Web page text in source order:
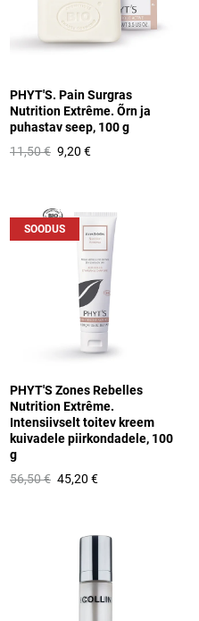
PHYT'S. Pain Surgras
Nutrition Extrême. Õrn ja
puhastav seep, 100 g
11,50 € 9,20 €
SOODUS
PHYT'S Zones Rebelles
Nutrition Extrême.
Intensiivselt toitev kreem
kuivadele piirkondadele, 100
g
56,50 € 45,20 €